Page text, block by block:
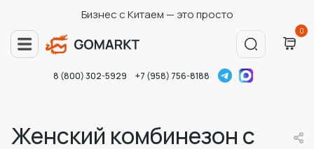
Бизнес с Китаем — это просто
0
8 (800) 302-5929 +7 (958) 756-8188
Женский комбинезон с